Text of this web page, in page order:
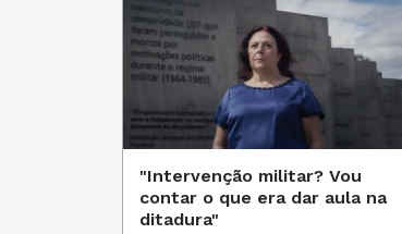
"Intervenção militar? Vou
contar o que era dar aula na
ditadura"